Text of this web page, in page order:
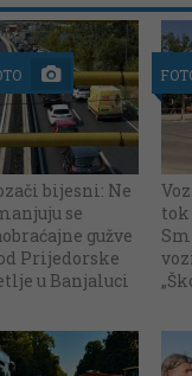
bijesni: Ne
se
gužve
Prijedorske
u Banjaluci
tok